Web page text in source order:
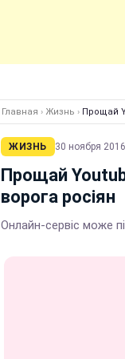
Главная › Жизнь › Прощай
ЖИЗНЬ 30 ноября
Прощай
ворога росіян
Онлайн-сервіс може